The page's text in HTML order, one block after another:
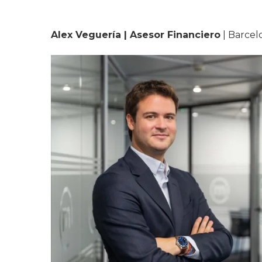
Alex Veguería | Asesor Financiero |